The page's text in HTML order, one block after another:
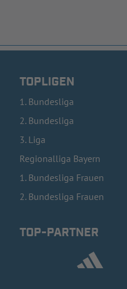
TOPLIGEN
1. Bundesliga
2. Bundesliga
3. Liga
Regionalliga Bayern
1. Bundesliga Frauen
2. Bundesliga Frauen
TOP-PARTNER